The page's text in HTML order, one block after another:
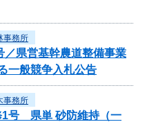
事務所
／県営基幹農道整備事業
一般競争入札公告
事務所
1号 県単 砂防維持（一